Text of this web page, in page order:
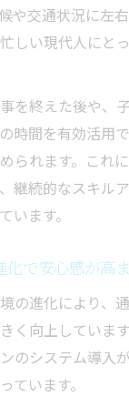
や交通状況に左
しい現代人にと
を終えた後や、
時間を有効活用
られます。これ
継続的なスキル
います。
化で安心感が高
の進化により、
く向上しています
のシステム導入
ています。